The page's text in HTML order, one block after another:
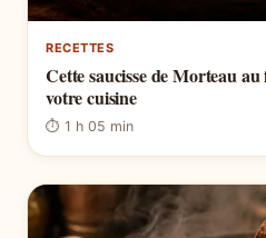
RECETTES
Cette saucisse de Morteau
votre cuisine
⏱ 1 h 05 min